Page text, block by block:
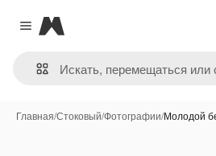
Close menu
Magnific
Главная/Стоковый/Фотографии/Молодой